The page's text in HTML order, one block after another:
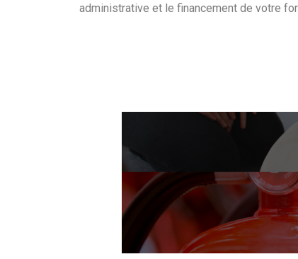
administrative et le financement de votre